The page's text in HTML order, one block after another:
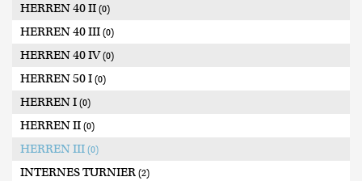
HERREN 40 II (0)
HERREN 40 III (0)
HERREN 40 IV(0)
HERREN 50 I (0)
HERREN I (0)
HERREN II (0)
HERREN III (0)
INTERNES TURNIER (2)